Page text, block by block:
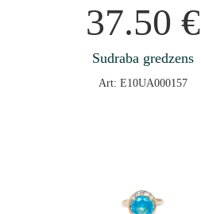
37.50€
Sudraba gredzens
Art: E10UA000157